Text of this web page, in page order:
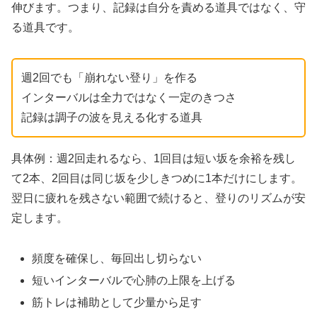
伸びます。つまり、記録は自分を責める道具ではなく、守
る道具です。
週2回でも「崩れない登り」を作る
インターバルは全力ではなく一定のきつさ
記録は調子の波を見える化する道具
具体例：週2回走れるなら、1回目は短い坂を余裕を残し
て2本、2回目は同じ坂を少しきつめに1本だけにします。
翌日に疲れを残さない範囲で続けると、登りのリズムが安
定します。
頻度を確保し、毎回出し切らない
短いインターバルで心肺の上限を上げる
筋トレは補助として少量から足す